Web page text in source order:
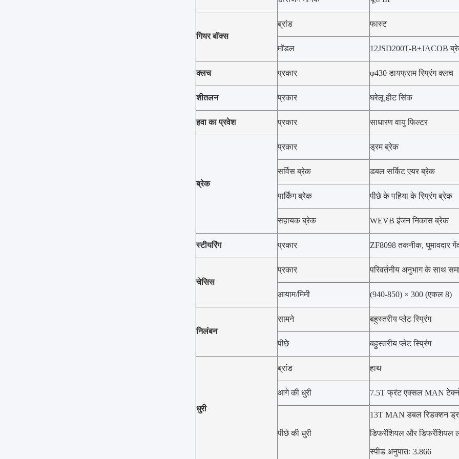
गियर बॉक्स
ब्रांड फास्ट
मॉडल 12JSD200T-B+JACOB
क्लच प्रकार φ430 डायफ्राम स्प्रिंग क्लच
शीतलन प्रकार घरेलू हीट सिंक
हवा का प्रवेश प्रकार साधारण वायु फिल्टर
ब्रेक
प्रकार ड्रम ब्रेक
सर्विस ब्रेक डबल सर्किट एयर ब्रेक
पार्किंग ब्रेक पीछे के पहिया के स्प्रिंग ब्रेक
सहायक ब्रेक WEVB इंजन निकास ब्रेक
स्टीयरिंग प्रकार ZF8098 तकनीक, घुमावदार
चेसिस
प्रकार परिवर्तनीय अनुभाग के साथ
आयाम/मिमी (940-850) × 300 (एकल 8)
निलंबन
सामने बहुस्तरीय प्लेट स्प्रिंग
पीछे बहुस्तरीय प्लेट स्प्रिंग
धुरी
ब्रांड हाथ
आगे की धुरी 7.5T फ्रंट एक्सल MAN
पीछे की धुरी
13T MAN डबल रिडक्शन
डिफरेंशियल और डिफरेंशियल
स्पीड अनुपातः 3.866